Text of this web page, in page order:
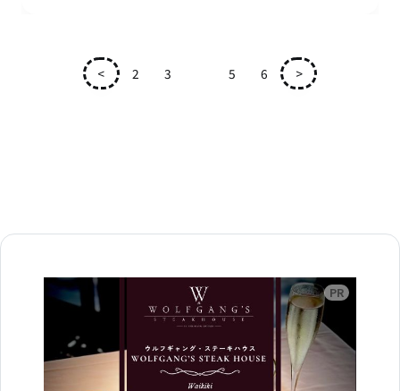
< 2 3 5 6 >
広告